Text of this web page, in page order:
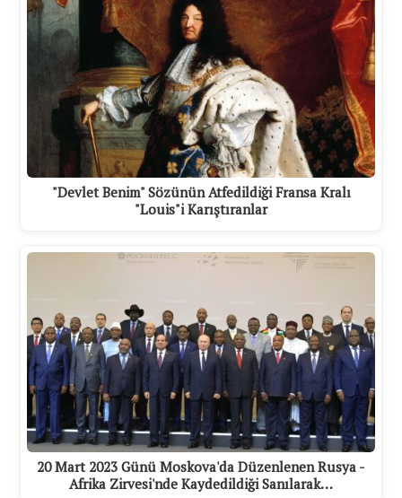
"Devlet Benim" Sözünün Atfedildiği Fransa Kralı
"Louis"i Karıştıranlar
20 Mart 2023 Günü Moskova'da Düzenlenen Rusya -
Afrika Zirvesi'nde Kaydedildiği Sanılarak…